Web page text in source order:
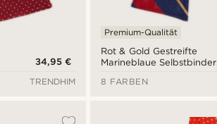
34,95 €
TRENDHIM
Rot & Gold Gestreifte
Marineblaue Selbstbinder
Premium-Qualität
8 FARBEN